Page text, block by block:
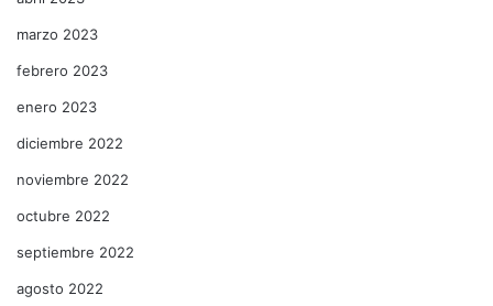
marzo 2023
febrero 2023
enero 2023
diciembre 2022
noviembre 2022
octubre 2022
septiembre 2022
agosto 2022